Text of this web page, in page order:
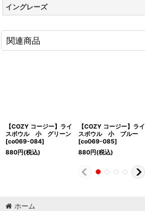
イングレーズ
関連商品
【COZY コージー】ライ
スボウル 小 グリーン
[co069-084]
880円(税込)
【COZY コージー】ライ
スボウル 小 ブルー
[co069-085]
880円(税込)
ホーム